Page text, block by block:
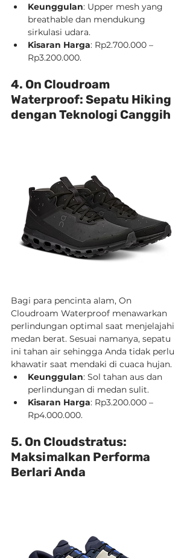
Keunggulan: Upper mesh yang
breathable dan mendukung
sirkulasi udara.
Kisaran Harga: Rp2.700.000 –
Rp3.200.000.
4. On Cloudroam
Waterproof: Sepatu Hiking
dengan Teknologi Canggih
Bagi para pencinta alam, On
Cloudroam Waterproof menawarkan
perlindungan optimal saat menjelajahi
medan berat. Sesuai namanya, sepatu
ini tahan air sehingga Anda tidak perlu
khawatir saat mendaki di cuaca hujan.
Keunggulan: Sol tahan aus dan
perlindungan di medan sulit.
Kisaran Harga: Rp3.200.000 –
Rp4.000.000.
5. On Cloudstratus:
Maksimalkan Performa
Berlari Anda